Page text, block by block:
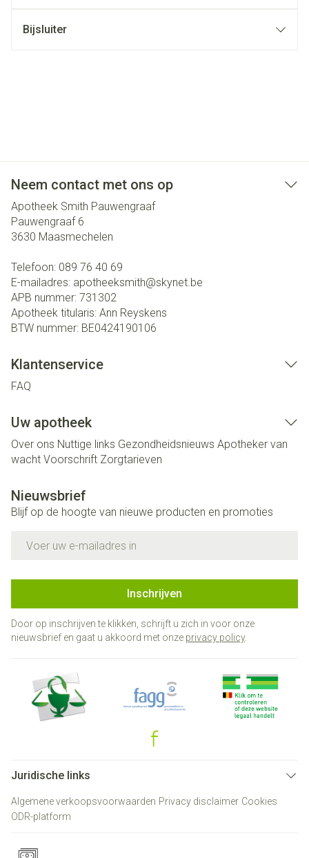
Bijsluiter
Neem contact met ons op
Apotheek Smith Pauwengraaf
Pauwengraaf 6
3630 Maasmechelen
Telefoon: 089 76 40 69
E-mailadres: apotheeksmith@skynet.be
APB nummer: 731302
Apotheek titularis: Ann Reyskens
BTW nummer: BE0424190106
Klantenservice
FAQ
Uw apotheek
Over ons Nuttige links Gezondheidsnieuws Apotheker van
wacht Voorschrift Zorgtarieven
Nieuwsbrief
Blijf op de hoogte van nieuwe producten en promoties
Inschrijven
Door op inschrijven te klikken, schrijft u zich in voor onze
nieuwsbrief en gaat u akkoord met onze privacy policy.
Juridische links
Algemene verkoopsvoorwaarden Privacy disclaimer Cookies
ODR-platform